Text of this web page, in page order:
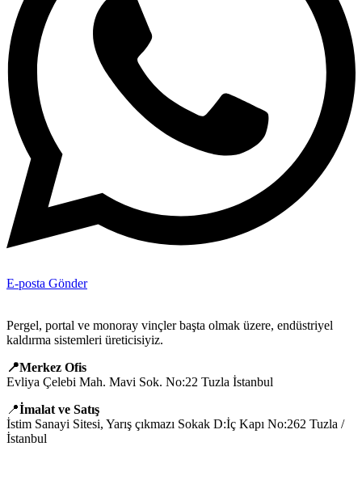
E-posta Gönder
Pergel, portal ve monoray vinçler başta olmak üzere, endüstriyel
kaldırma sistemleri üreticisiyiz.
📍Merkez Ofis
Evliya Çelebi Mah. Mavi Sok. No:22 Tuzla İstanbul
📍İmalat ve Satış
İstim Sanayi Sitesi, Yarış çıkmazı Sokak D:İç Kapı No:262 Tuzla /
İstanbul